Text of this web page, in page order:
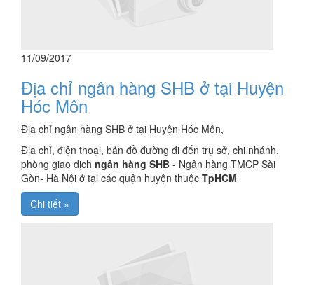
11/09/2017
Địa chỉ ngân hàng SHB ở tại Huyện
Hóc Môn
Địa chỉ ngân hàng SHB ở tại Huyện Hóc Môn,
Địa chỉ, điện thoại, bản đồ đường đi đến trụ sở, chi nhánh,
phòng giao dịch ngân hàng SHB - Ngân hàng TMCP Sài
Gòn- Hà Nội ở tại các quận huyện thuộc TpHCM
Chi tiết »